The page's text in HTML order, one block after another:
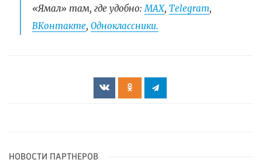
«Ямал» там, где удобно: МАХ, Telegram,
ВКонтакте, Одноклассники.
НОВОСТИ ПАРТНЕРОВ